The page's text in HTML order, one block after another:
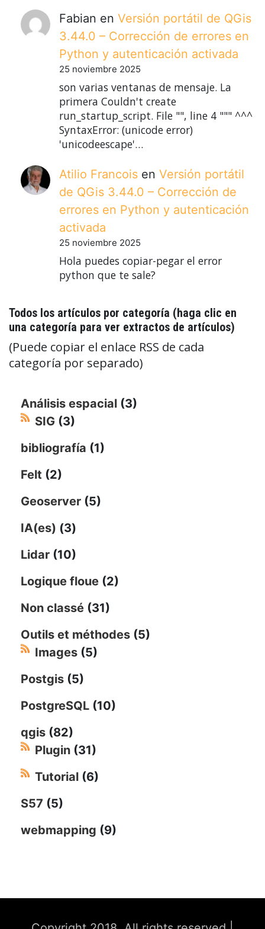
Fabian en Versión portátil de QGis
3.44.0 – Corrección de errores en
Python y autenticación activada
25 noviembre 2025
son varias ventanas de mensaje. La
primera Couldn't create
run_startup_script. File "", line 4 """ ^^^
SyntaxError: (unicode error)
'unicodeescape'…
Atilio Francois en Versión portátil
de QGis 3.44.0 – Corrección de
errores en Python y autenticación
activada
25 noviembre 2025
Hola puedes copiar-pegar el error
python que te sale?
Todos los artículos por categoría (haga clic en
una categoría para ver extractos de artículos)
(Puede copiar el enlace RSS de cada
categoría por separado)
Análisis espacial (3)
SIG (3)
bibliografía (1)
Felt (2)
Geoserver (5)
IA(es) (3)
Lidar (10)
Logique floue (2)
Non classé (31)
Outils et méthodes (5)
Images (5)
Postgis (5)
PostgreSQL (10)
qgis (82)
Plugin (31)
Tutorial (6)
S57 (5)
webmapping (9)